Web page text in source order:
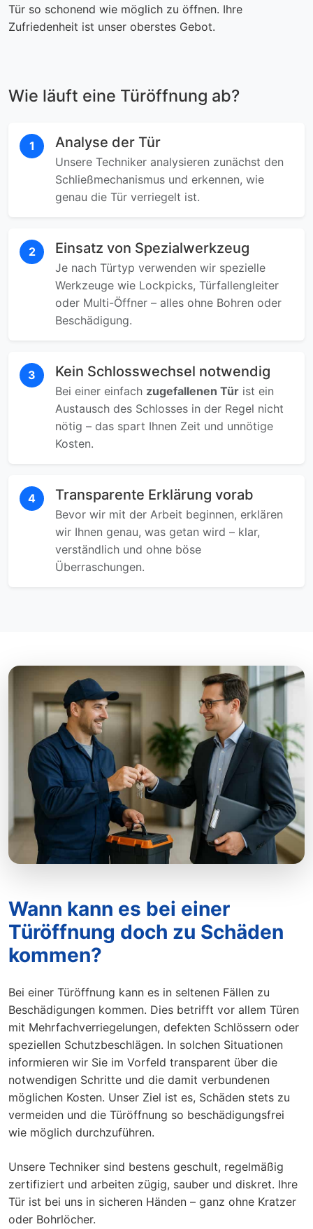
Tür so schonend wie möglich zu öffnen. Ihre
Zufriedenheit ist unser oberstes Gebot.
Wie läuft eine Türöffnung ab?
1 Analyse der Tür
Unsere Techniker analysieren zunächst den
Schließmechanismus und erkennen, wie
genau die Tür verriegelt ist.
2 Einsatz von Spezialwerkzeug
Je nach Türtyp verwenden wir spezielle
Werkzeuge wie Lockpicks, Türfallengleiter
oder Multi-Öffner – alles ohne Bohren oder
Beschädigung.
3 Kein Schlosswechsel notwendig
Bei einer einfach zugefallenen Tür ist ein
Austausch des Schlosses in der Regel nicht
nötig – das spart Ihnen Zeit und unnötige
Kosten.
4 Transparente Erklärung vorab
Bevor wir mit der Arbeit beginnen, erklären
wir Ihnen genau, was getan wird – klar,
verständlich und ohne böse
Überraschungen.
Wann kann es bei einer
Türöffnung doch zu Schäden
kommen?
Bei einer Türöffnung kann es in seltenen Fällen zu
Beschädigungen kommen. Dies betrifft vor allem Türen
mit Mehrfachverriegelungen, defekten Schlössern oder
speziellen Schutzbeschlägen. In solchen Situationen
informieren wir Sie im Vorfeld transparent über die
notwendigen Schritte und die damit verbundenen
möglichen Kosten. Unser Ziel ist es, Schäden stets zu
vermeiden und die Türöffnung so beschädigungsfrei
wie möglich durchzuführen.
Unsere Techniker sind bestens geschult, regelmäßig
zertifiziert und arbeiten zügig, sauber und diskret. Ihre
Tür ist bei uns in sicheren Händen – ganz ohne Kratzer
oder Bohrlöcher.